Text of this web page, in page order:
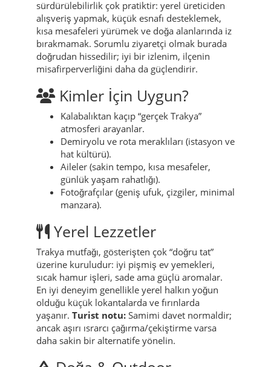
sürdürülebilirlik çok pratiktir: yerel üreticiden
alışveriş yapmak, küçük esnafı desteklemek,
kısa mesafeleri yürümek ve doğa alanlarında iz
bırakmamak. Sorumlu ziyaretçi olmak burada
doğrudan hissedilir; iyi bir izlenim, ilçenin
misafirperverliğini daha da güçlendirir.
Kimler İçin Uygun?
Kalabalıktan kaçıp “gerçek Trakya”
atmosferi arayanlar.
Demiryolu ve rota meraklıları (istasyon ve
hat kültürü).
Aileler (sakin tempo, kısa mesafeler,
günlük yaşam rahatlığı).
Fotoğrafçılar (geniş ufuk, çizgiler, minimal
manzara).
Yerel Lezzetler
Trakya mutfağı, gösterişten çok “doğru tat”
üzerine kuruludur: iyi pişmiş ev yemekleri,
sıcak hamur işleri, sade ama güçlü aromalar.
En iyi deneyim genellikle yerel halkın yoğun
olduğu küçük lokantalarda ve fırınlarda
yaşanır. Turist notu: Samimi davet normaldir;
ancak aşırı ısrarcı çağırma/çekiştirme varsa
daha sakin bir alternatife yönelin.